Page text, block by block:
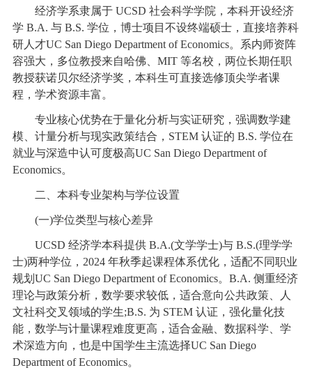
经济学系隶属于 UCSD 社会科学学院，本科开设经济
学 B.A. 与 B.S. 学位，博士项目不设终端硕士，直接培养科
研人才UC San Diego Department of Economics。系内师资阵
容强大，多位教授来自哈佛、MIT 等名校，两位长期任职
教授获诺贝尔经济学奖，本科生可直接选修顶尖学者课
程，学术资源丰富。
专业核心优势在于量化分析与实证研究，强调数学建
模、计量分析与现实政策结合，STEM 认证的 B.S. 学位在
就业与深造中认可度极高UC San Diego Department of
Economics。
二、本科专业架构与学位设置
(一)学位类型与核心差异
UCSD 经济学本科提供 B.A.(文学学士)与 B.S.(理学学
士)两种学位，2024 年秋季起课程体系优化，适配不同职业
规划UC San Diego Department of Economics。B.A. 侧重经济
理论与政策分析，数学要求较低，适合意向公共政策、人
文社科交叉领域的学生;B.S. 为 STEM 认证，强化量化技
能，数学与计量课程难度更高，适合金融、数据科学、学
术深造方向，也是中国学生主流选择UC San Diego
Department of Economics。